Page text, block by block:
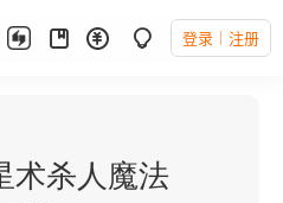
登录 注册
术杀人魔法